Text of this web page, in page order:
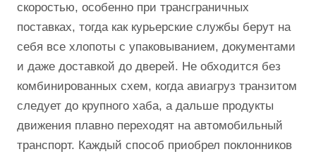
скоростью, особенно при трансграничных
поставках, тогда как курьерские службы берут на
себя все хлопоты с упаковыванием, документами
и даже доставкой до дверей. Не обходится без
комбинированных схем, когда авиагруз транзитом
следует до крупного хаба, а дальше продукты
движения плавно переходят на автомобильный
транспорт. Каждый способ приобрел поклонников